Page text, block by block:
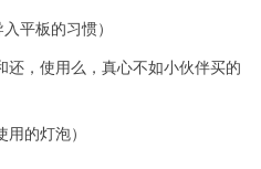
平板的习惯）
还，使用么，真心不如小伙伴买的
的灯泡）